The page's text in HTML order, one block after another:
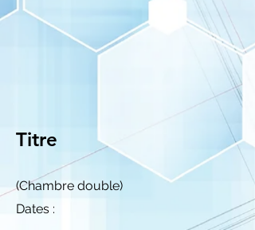
Titre
(Chambre double)
Dates :